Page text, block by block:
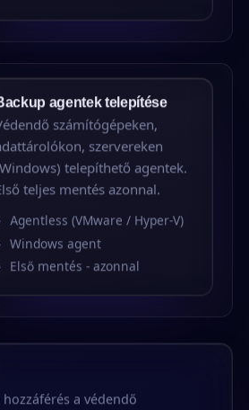
agentek telepítése
számítógépeken,
szervereken
telepíthető agentek.
teljes mentés azonnal.
Agentless (VMware / Hyper-V)
Windows agent
Első mentés - azonnal
a védendő